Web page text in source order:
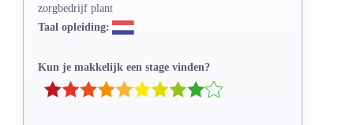
zorgbedrijf plant
Taal opleiding:
Kun je makkelijk een stage vinden?